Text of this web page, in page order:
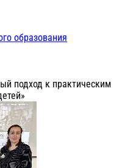
образования
подход к практическим